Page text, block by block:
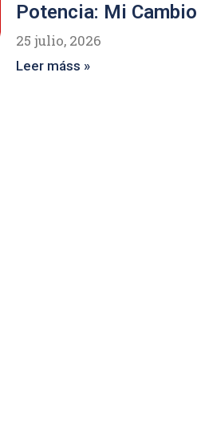
Potencia: Mi Cambio
25 julio, 2026
Leer máss »